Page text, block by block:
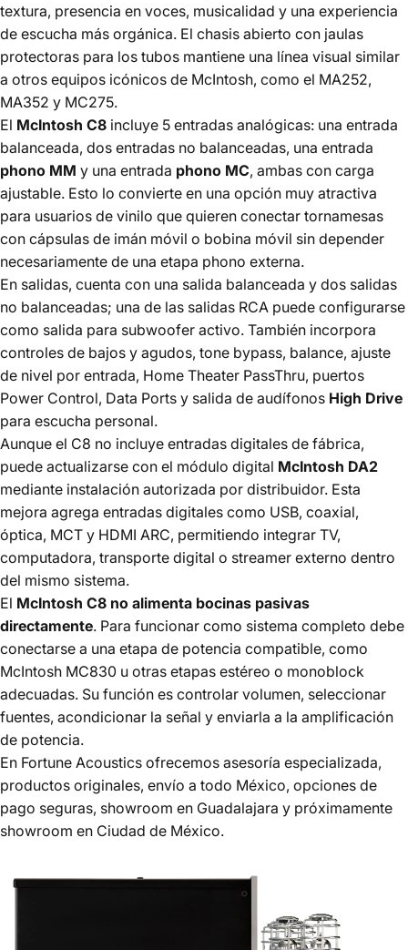
textura, presencia en voces, musicalidad y una experiencia
de escucha más orgánica. El chasis abierto con jaulas
protectoras para los tubos mantiene una línea visual similar
a otros equipos icónicos de McIntosh, como el MA252,
MA352 y MC275.
El McIntosh C8 incluye 5 entradas analógicas: una entrada
balanceada, dos entradas no balanceadas, una entrada
phono MM y una entrada phono MC, ambas con carga
ajustable. Esto lo convierte en una opción muy atractiva
para usuarios de vinilo que quieren conectar tornamesas
con cápsulas de imán móvil o bobina móvil sin depender
necesariamente de una etapa phono externa.
En salidas, cuenta con una salida balanceada y dos salidas
no balanceadas; una de las salidas RCA puede configurarse
como salida para subwoofer activo. También incorpora
controles de bajos y agudos, tone bypass, balance, ajuste
de nivel por entrada, Home Theater PassThru, puertos
Power Control, Data Ports y salida de audífonos High Drive
para escucha personal.
Aunque el C8 no incluye entradas digitales de fábrica,
puede actualizarse con el módulo digital McIntosh DA2
mediante instalación autorizada por distribuidor. Esta
mejora agrega entradas digitales como USB, coaxial,
óptica, MCT y HDMI ARC, permitiendo integrar TV,
computadora, transporte digital o streamer externo dentro
del mismo sistema.
El McIntosh C8 no alimenta bocinas pasivas
directamente. Para funcionar como sistema completo debe
conectarse a una etapa de potencia compatible, como
McIntosh MC830 u otras etapas estéreo o monoblock
adecuadas. Su función es controlar volumen, seleccionar
fuentes, acondicionar la señal y enviarla a la amplificación
de potencia.
En Fortune Acoustics ofrecemos asesoría especializada,
productos originales, envío a todo México, opciones de
pago seguras, showroom en Guadalajara y próximamente
showroom en Ciudad de México.